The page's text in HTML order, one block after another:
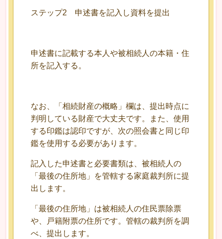
ステップ2 申述書を記入し資料を提出
申述書に記載する本人や被相続人の本籍・住
所を記入する。
なお、「相続財産の概略」欄は、提出時点に
判明している財産で大丈夫です。また、使用
する印鑑は認印ですが、次の照会書と同じ印
鑑を使用する必要があります。
記入した申述書と必要書類は、被相続人の
「最後の住所地」を管轄する家庭裁判所に提
出します。
「最後の住所地」は被相続人の住民票除票
や、戸籍附票の住所です。管轄の裁判所を調
べ、提出します。